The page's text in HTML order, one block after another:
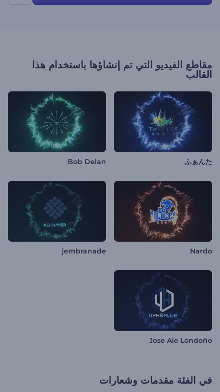
مقاطع الفيديو التي تم إنشاؤها باستخدام هذا
القالب
ふぁんた
Bob Delan
Nardo
jembranade
Jose Ale Londoño
في الفئة مقدمات وشعارات